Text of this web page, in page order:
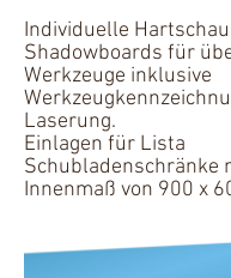
Individuelle
Shadowboards für
Werkzeuge inklusive
Laserung.
Einlagen für Lista
Schubladenschränke
Innenmaß von 900 x